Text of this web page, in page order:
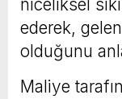
niceliksel
ederek,
olduğunu
Maliye